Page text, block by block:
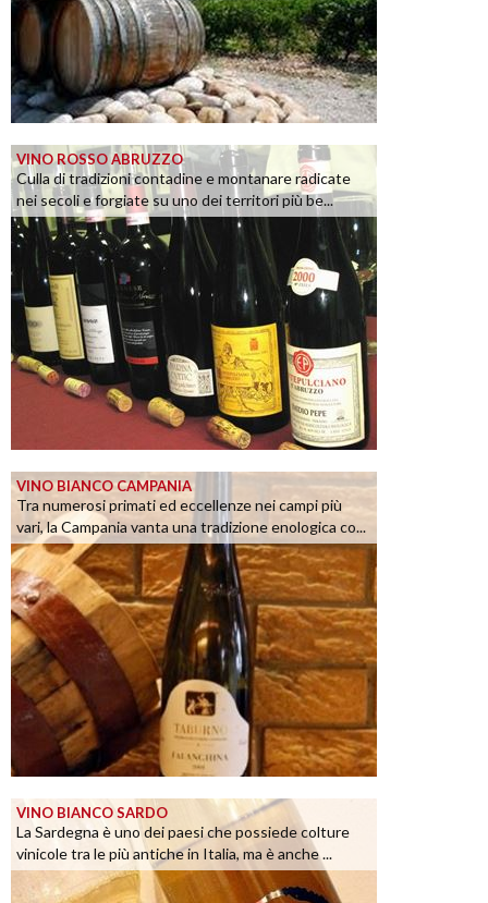
VINO ROSSO ABRUZZO
Culla di tradizioni contadine e montanare radicate
nei secoli e forgiate su uno dei territori più be...
VINO BIANCO CAMPANIA
Tra numerosi primati ed eccellenze nei campi più
vari, la Campania vanta una tradizione enologica co...
VINO BIANCO SARDO
La Sardegna è uno dei paesi che possiede colture
vinicole tra le più antiche in Italia, ma è anche ...